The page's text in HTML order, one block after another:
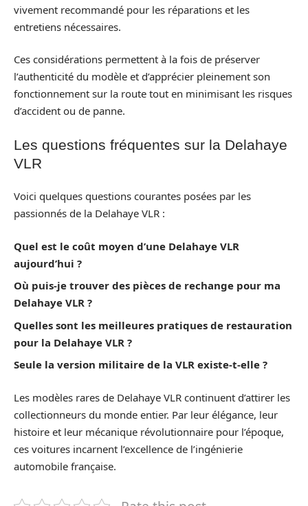
vivement recommandé pour les réparations et les
entretiens nécessaires.
Ces considérations permettent à la fois de préserver
l’authenticité du modèle et d’apprécier pleinement son
fonctionnement sur la route tout en minimisant les risques
d’accident ou de panne.
Les questions fréquentes sur la Delahaye
VLR
Voici quelques questions courantes posées par les
passionnés de la Delahaye VLR :
Quel est le coût moyen d’une Delahaye VLR
aujourd’hui ?
Où puis-je trouver des pièces de rechange pour ma
Delahaye VLR ?
Quelles sont les meilleures pratiques de restauration
pour la Delahaye VLR ?
Seule la version militaire de la VLR existe-t-elle ?
Les modèles rares de Delahaye VLR continuent d’attirer les
collectionneurs du monde entier. Par leur élégance, leur
histoire et leur mécanique révolutionnaire pour l’époque,
ces voitures incarnent l’excellence de l’ingénierie
automobile française.